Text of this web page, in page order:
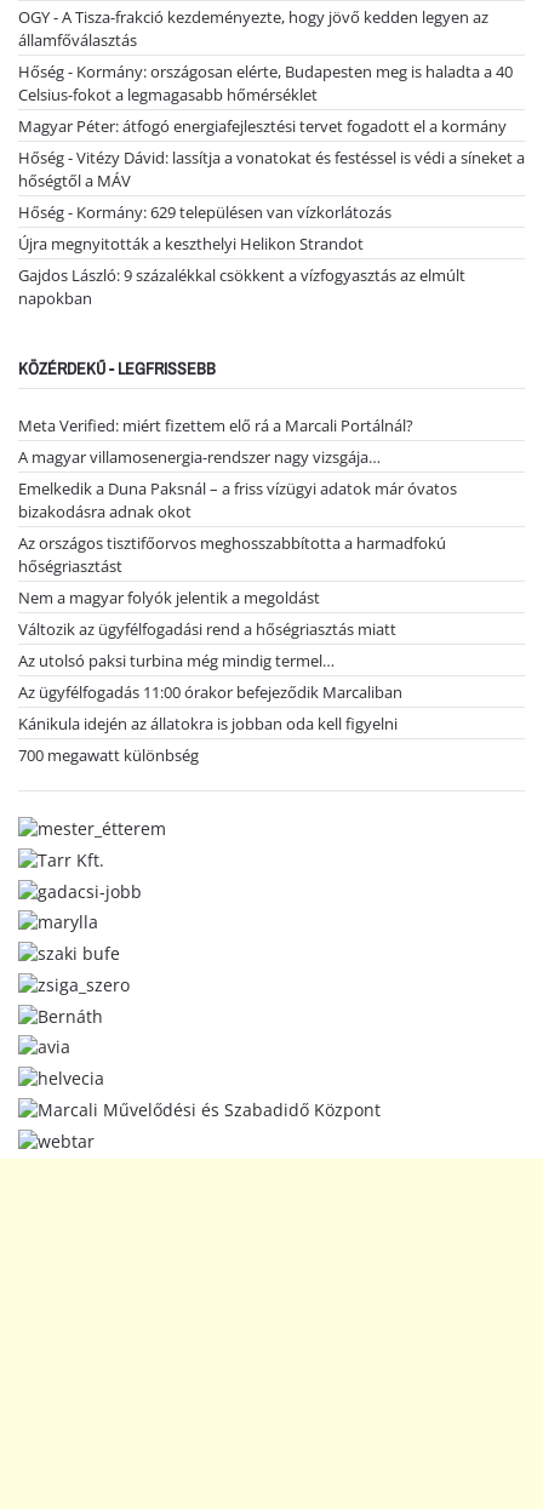
OGY - A Tisza-frakció kezdeményezte, hogy jövő kedden legyen az
államfőválasztás
Hőség - Kormány: országosan elérte, Budapesten meg is haladta a 40
Celsius-fokot a legmagasabb hőmérséklet
Magyar Péter: átfogó energiafejlesztési tervet fogadott el a kormány
Hőség - Vitézy Dávid: lassítja a vonatokat és festéssel is védi a síneket a
hőségtől a MÁV
Hőség - Kormány: 629 településen van vízkorlátozás
Újra megnyitották a keszthelyi Helikon Strandot
Gajdos László: 9 százalékkal csökkent a vízfogyasztás az elmúlt
napokban
KÖZÉRDEKŰ - LEGFRISSEBB
Meta Verified: miért fizettem elő rá a Marcali Portálnál?
A magyar villamosenergia-rendszer nagy vizsgája…
Emelkedik a Duna Paksnál – a friss vízügyi adatok már óvatos
bizakodásra adnak okot
Az országos tisztifőorvos meghosszabbította a harmadfokú
hőségriasztást
Nem a magyar folyók jelentik a megoldást
Változik az ügyfélfogadási rend a hőségriasztás miatt
Az utolsó paksi turbina még mindig termel…
Az ügyfélfogadás 11:00 órakor befejeződik Marcaliban
Kánikula idején az állatokra is jobban oda kell figyelni
700 megawatt különbség